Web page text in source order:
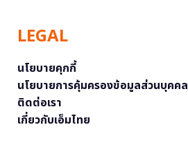
LEGAL
นโยบายคุกกี้
นโยบายการคุ้มครองข้อมูลส่วนบุคคล
ติดต่อเรา
เกี่ยวกับเอ็มไทย